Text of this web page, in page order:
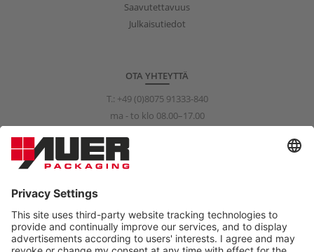
Saavutettavuus
Julkaisutiedot
OTA YHTEYTTÄ
T.: +49 (0)8075 91333-840
ma - to klo 08.00–17.00
info@auer-packaging.com